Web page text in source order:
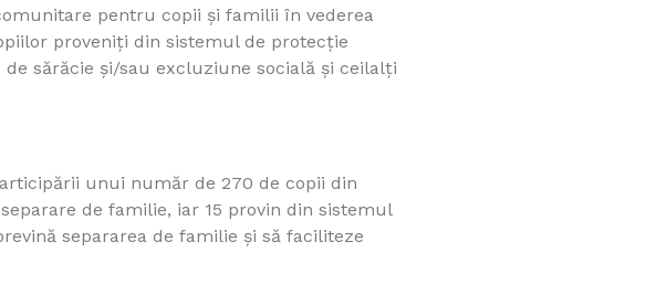
pentru copii și familii în vederea
proveniți din sistemul de protecție
sărăcie și/sau excluziune socială și ceilalți
unui număr de 270 de copii din
de familie, iar 15 provin din sistemul
separarea de familie și să faciliteze